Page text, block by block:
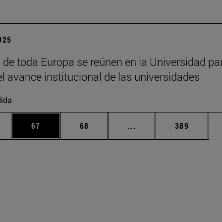
de toda Europa se reúnen en la Universidad
avance institucional de las universidades
Use TAB para desplazarse.
Página
67 Página
68 ... Páginas intermedias
Página
389